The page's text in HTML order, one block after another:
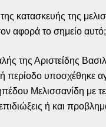
κατασκευής της
αφορά το σημείο
της Αριστείδης
περίοδο υποσχέθηκε
Μελισσανίδη με
ή και